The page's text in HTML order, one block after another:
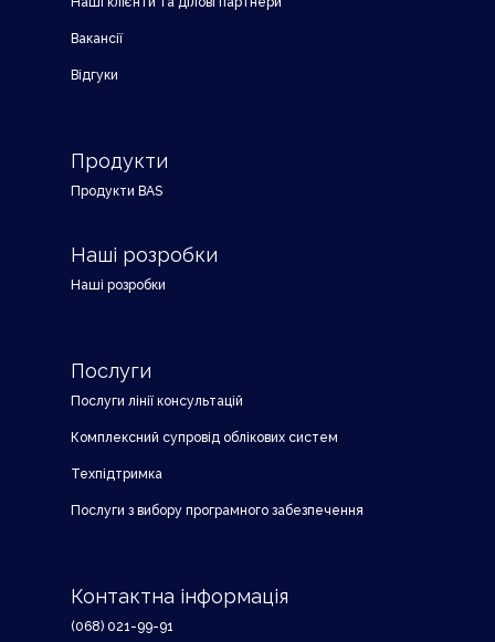
Вакансії
Відгуки
Продукти
Продукти BAS
Наші розробки
Наші розробки
Послуги
Послуги лінії консультацій
Комплексний супровід облікових систем
Техпідтримка
Послуги з вибору програмного забезпечення
Контактна інформація
(068) 021-99-91